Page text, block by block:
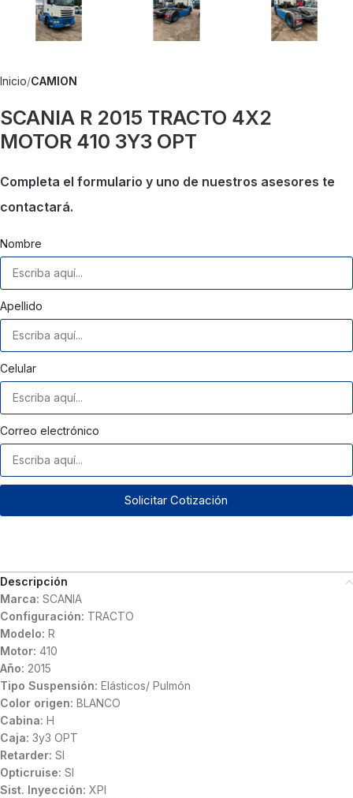
Inicio CAMION
SCANIA R 2015 TRACTO 4X2
MOTOR 410 3Y3 OPT
Completa el formulario y uno de nuestros asesores te
contactará.
Nombre
Apellido
Celular
Correo electrónico
Solicitar Cotización
Descripción
Marca: SCANIA
Configuración: TRACTO
Modelo: R
Motor: 410
Año: 2015
Tipo Suspensión: Elásticos/ Pulmón
Color origen: BLANCO
Cabina: H
Caja: 3y3 OPT
Retarder: SI
Opticruise: SI
Sist. Inyección: XPI